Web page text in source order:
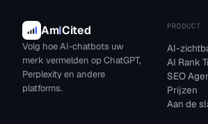
AmICited
Volg hoe AI-chatbots uw
merk vermelden op ChatGPT,
Perplexity en andere
platforms.
PRODUCT
AI-
AI Rank
SEO
Prijzen
Aan de